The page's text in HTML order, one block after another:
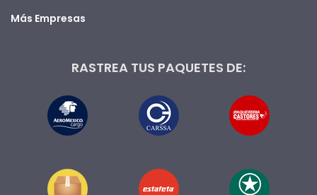
Más Empresas
RASTREA TUS PAQUETES DE: